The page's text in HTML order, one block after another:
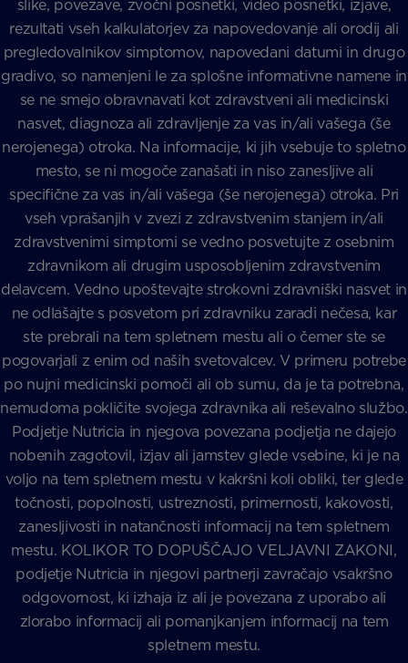
slike, povezave, zvočni posnetki, video posnetki, izjave,
rezultati vseh kalkulatorjev za napovedovanje ali orodij ali
pregledovalnikov simptomov, napovedani datumi in drugo
gradivo, so namenjeni le za splošne informativne namene in
se ne smejo obravnavati kot zdravstveni ali medicinski
nasvet, diagnoza ali zdravljenje za vas in/ali vašega (še
nerojenega) otroka. Na informacije, ki jih vsebuje to spletno
mesto, se ni mogoče zanašati in niso zanesljive ali
specifične za vas in/ali vašega (še nerojenega) otroka. Pri
vseh vprašanjih v zvezi z zdravstvenim stanjem in/ali
zdravstvenimi simptomi se vedno posvetujte z osebnim
zdravnikom ali drugim usposobljenim zdravstvenim
delavcem. Vedno upoštevajte strokovni zdravniški nasvet in
ne odlašajte s posvetom pri zdravniku zaradi nečesa, kar
ste prebrali na tem spletnem mestu ali o čemer ste se
pogovarjali z enim od naših svetovalcev. V primeru potrebe
po nujni medicinski pomoči ali ob sumu, da je ta potrebna,
nemudoma pokličite svojega zdravnika ali reševalno službo.
Podjetje Nutricia in njegova povezana podjetja ne dajejo
nobenih zagotovil, izjav ali jamstev glede vsebine, ki je na
voljo na tem spletnem mestu v kakršni koli obliki, ter glede
točnosti, popolnosti, ustreznosti, primernosti, kakovosti,
zanesljivosti in natančnosti informacij na tem spletnem
mestu. KOLIKOR TO DOPUŠČAJO VELJAVNI ZAKONI,
podjetje Nutricia in njegovi partnerji zavračajo vsakršno
odgovornost, ki izhaja iz ali je povezana z uporabo ali
zlorabo informacij ali pomanjkanjem informacij na tem
spletnem mestu.